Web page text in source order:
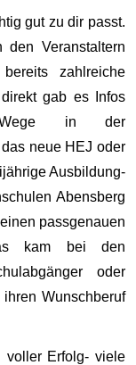
gut zu dir passt.
Veranstaltern
zahlreiche
gab es Infos
Wege in der
neue HEJ oder
Ausbildung-
Abensberg
passgenauen
kam bei den
oder
Wunschberuf
voller Erfolg- viele